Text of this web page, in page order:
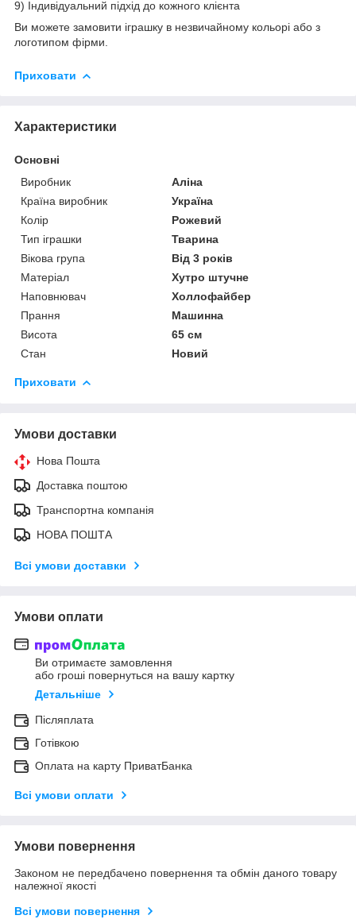
9) Індивідуальний підхід до кожного клієнта
Ви можете замовити іграшку в незвичайному кольорі або з
логотипом фірми.
Приховати
Характеристики
Основні
Виробник
Аліна
Країна виробник
Україна
Колір
Рожевий
Тип іграшки
Тварина
Вікова група
Від 3 років
Матеріал
Хутро штучне
Наповнювач
Холлофайбер
Прання
Машинна
Висота
65 см
Стан
Новий
Приховати
Умови доставки
Нова Пошта
Доставка поштою
Транспортна компанія
НОВА ПОШТА
Всі умови доставки
Умови оплати
Ви отримаєте замовлення
або гроші повернуться на вашу картку
Детальніше
Післяплата
Готівкою
Оплата на карту ПриватБанка
Всі умови оплати
Умови повернення
Законом не передбачено повернення та обмін даного товару
належної якості
Всі умови повернення